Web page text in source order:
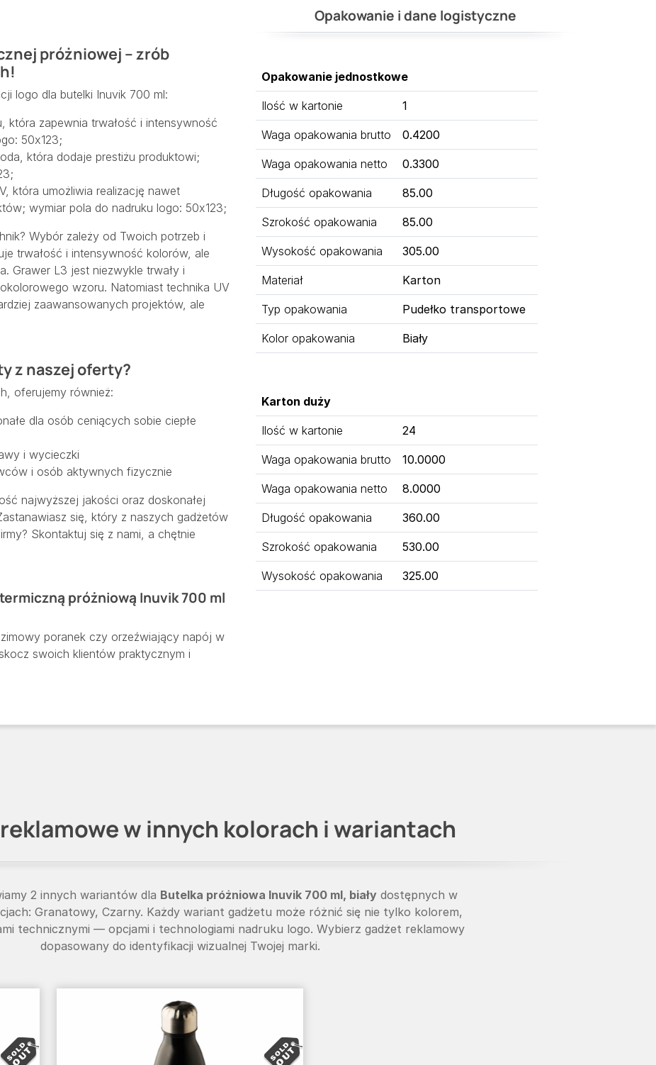
próżniowej – zrób
logo dla butelki Inuvik 700 ml:
która zapewnia trwałość i intensywność
50x123;
która dodaje prestiżu produktowi;
która umożliwia realizację nawet
wymiar pola do nadruku logo: 50x123;
Wybór zależy od Twoich potrzeb i
trwałość i intensywność kolorów, ale
Grawer L3 jest niezwykle trwały i
wzoru. Natomiast technika UV
zaawansowanych projektów, ale
z naszej oferty?
oferujemy również:
dla osób ceniących sobie ciepłe
i wycieczki
i osób aktywnych fizycznie
najwyższej jakości oraz doskonałej
się, który z naszych gadżetów
Skontaktuj się z nami, a chętnie
próżniową Inuvik 700 ml
poranek czy orzeźwiający napój w
swoich klientów praktycznym i
Opakowanie i dane logistyczne
Opakowanie jednostkowe
Ilość w kartonie 1
Waga opakowania brutto 0.4200
Waga opakowania netto 0.3300
Długość opakowania 85.00
Szrokość opakowania 85.00
Wysokość opakowania 305.00
Materiał Karton
Typ opakowania Pudełko transportowe
Kolor opakowania Biały
Karton duży
Ilość w kartonie 24
Waga opakowania brutto 10.0000
Waga opakowania netto 8.0000
Długość opakowania 360.00
Szrokość opakowania 530.00
Wysokość opakowania 325.00
w innych kolorach i wariantach
2 innych wariantów dla Butelka próżniowa Inuvik 700 ml, biały dostępnych w
Granatowy, Czarny. Każdy wariant gadżetu może różnić się nie tylko kolorem,
technicznymi — opcjami i technologiami nadruku logo. Wybierz gadżet reklamowy
dopasowany do identyfikacji wizualnej Twojej marki.